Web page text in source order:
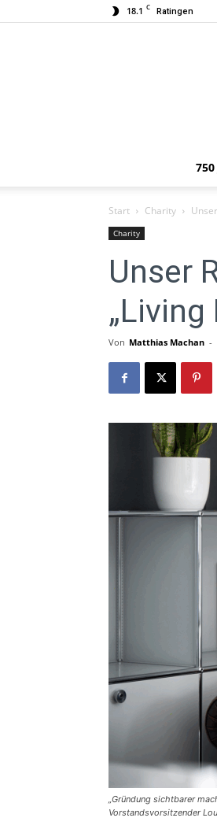
18.1 C Ratingen
750
Start Charity
Charity
Unser
„Living
Von Matthias Machan -
„Gründung sichtbarer
Vorstandsvorsitzender